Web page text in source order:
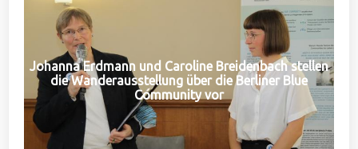
Johanna Erdmann und Caroline Breidenbach stellen
die Wanderausstellung über die Berliner Blue
Community vor